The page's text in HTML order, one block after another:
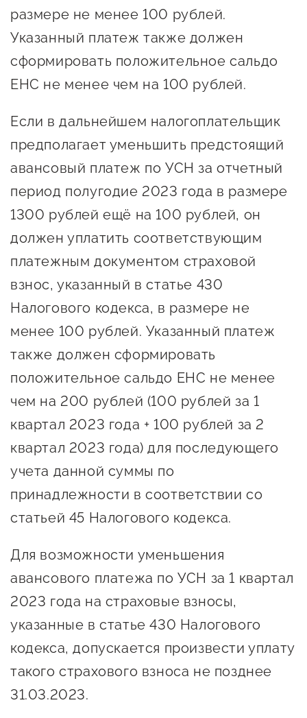
размере не менее 100 рублей.
Указанный платеж также должен
сформировать положительное сальдо
ЕНС не менее чем на 100 рублей.
Если в дальнейшем налогоплательщик
предполагает уменьшить предстоящий
авансовый платеж по УСН за отчетный
период полугодие 2023 года в размере
1300 рублей ещё на 100 рублей, он
должен уплатить соответствующим
платежным документом страховой
взнос, указанный в статье 430
Налогового кодекса, в размере не
менее 100 рублей. Указанный платеж
также должен сформировать
положительное сальдо ЕНС не менее
чем на 200 рублей (100 рублей за 1
квартал 2023 года + 100 рублей за 2
квартал 2023 года) для последующего
учета данной суммы по
принадлежности в соответствии со
статьей 45 Налогового кодекса.
Для возможности уменьшения
авансового платежа по УСН за 1 квартал
2023 года на страховые взносы,
указанные в статье 430 Налогового
кодекса, допускается произвести уплату
такого страхового взноса не позднее
31.03.2023.